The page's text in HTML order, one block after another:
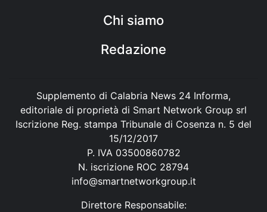
Chi siamo
Redazione
Supplemento di Calabria News 24 Informa,
editoriale di proprietà di Smart Network Group srl
Iscrizione Reg. stampa Tribunale di Cosenza n. 5 del
15/12/2017
P. IVA 03500860782
N. iscrizione ROC 28794
info@smartnetworkgroup.it
Direttore Responsabile: